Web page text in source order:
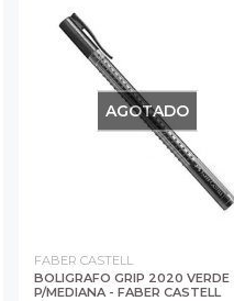
AGOTADO
FABER CASTELL
BOLIGRAFO GRIP 2020 VERDE
P/MEDIANA - FABER CASTELL